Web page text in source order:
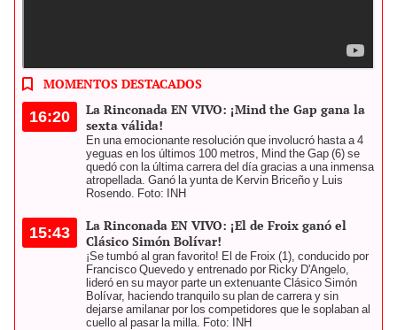
MOMENTOS DESTACADOS
16:20
La Rinconada EN VIVO: ¡Mind the Gap gana la
sexta válida!
En una emocionante resolución que involucró hasta a 4
yeguas en los últimos 100 metros, Mind the Gap (6) se
quedó con la última carrera del día gracias a una inmensa
atropellada. Ganó la yunta de Kervin Briceño y Luis
Rosendo. Foto: INH
15:43
La Rinconada EN VIVO: ¡El de Froix ganó el
Clásico Simón Bolívar!
¡Se tumbó al gran favorito! El de Froix (1), conducido por
Francisco Quevedo y entrenado por Ricky D'Angelo,
lideró en su mayor parte un extenuante Clásico Simón
Bolívar, haciendo tranquilo su plan de carrera y sin
dejarse amilanar por los competidores que le soplaban al
cuello al pasar la milla. Foto: INH